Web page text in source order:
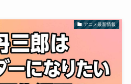
アニメ最新情報